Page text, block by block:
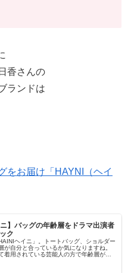
香さんの
ランドは
をお届け「HAYNI（ヘイ
ニ】バッグの年齢層をドラマ出演者
ク
ヘイニ」。トートバッグ、ショルダー
が自分と合っているか気になりますね。
着用されている芸能人の方で年齢層がよ